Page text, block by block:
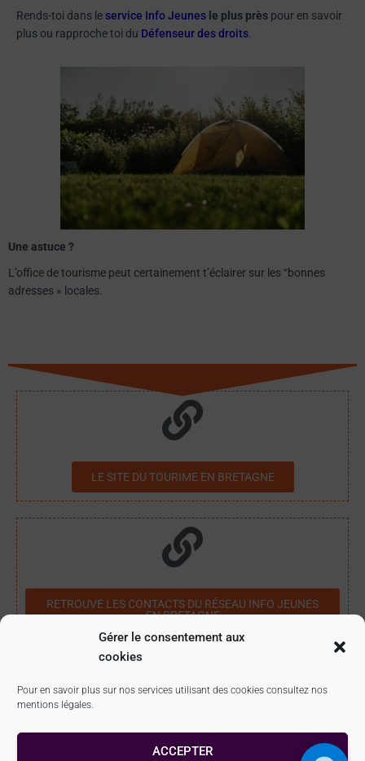
Gérer le consentement aux
cookies
Pour en savoir plus sur nos services utilisant des cookies consultez nos
mentions légales.
ACCEPTER
Rends-toi dans le service Info Jeunes le plus près pour en savoir
plus ou rapproche toi du Défenseur des droits
Une astuce ?
L’office de tourisme peut certainement t’éclairer sur les “bonnes
adresses » locales.
LE SITE DU TOURIME EN BRETAGNE
RETROUVE LES CONTACTS DU RÉSEAU INFO JEUNES
EN BRETAGNE
Info Jeunes Bretagne – Juin 2022